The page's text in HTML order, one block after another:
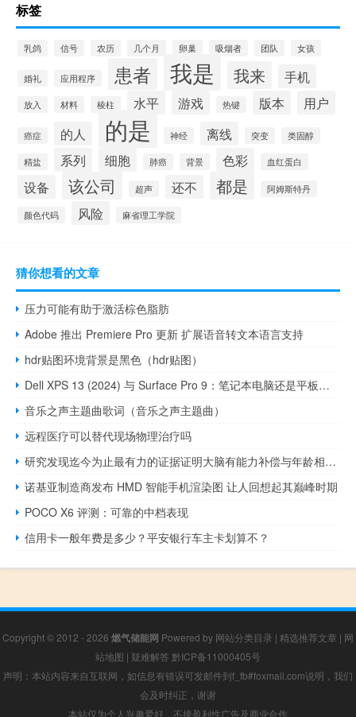
标签
乳鸽 信号 农历 几个月 卵巢 吸烟者 团队 女孩
婚礼 应用程序 患者 我是 我来 手机
放入 材料 棱柱 水平 游戏 热键 版本 用户
癌症 的人 的是 神经 离线 突变 类固醇
精盐 系列 细胞 肺癌 背景 色彩 血红蛋白
设备 该公司 超声 还不 都是 阿姆斯特丹
颜色代码 风险 麻省理工学院
猜你想看的文章
压力可能有助于激活棕色脂肪
Adobe 推出 Premiere Pro 更新 扩展语音转文本语言支持
hdr贴图环境背景是黑色（hdr贴图）
Dell XPS 13 (2024) 与 Surface Pro 9：笔记本电脑还是平板电脑
音乐之声主题曲歌词（音乐之声主题曲）
远程医疗可以替代现场物理治疗吗
研究发现迄今为止最有力的证据证明大脑有能力补偿与年龄相关的认知衰退
诺基亚制造商发布 HMD 智能手机渲染图 让人回想起其巅峰时期
POCO X6 评测：可靠的中档表现
信用卡一般年费是多少？平安银行车主卡划算不？
Copyright © 2012 - 2026 燃气储能网 Powered by 网站分类目录 | 精选推荐文章 | 网
站地图 | 疑难解答 黔ICP备11000405号
声明：本站内容来自互联网，如信息有错误可发邮件到f_fb#foxmail.com说明，我们
会及时纠正，谢谢
本站仅为个人兴趣爱好，不接盈利性广告及商业合作